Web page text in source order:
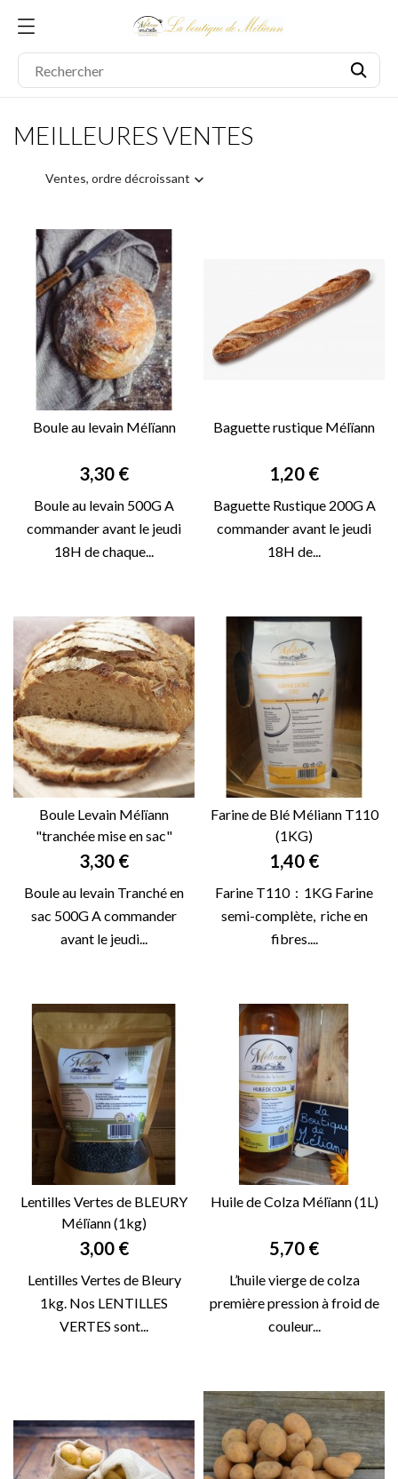
MEILLEURES VENTES
Ventes, ordre décroissant 
Boule au levain Mélïann
Prix
3,30 €
Boule au levain 500G A
commander avant le jeudi
18H de chaque...
Baguette rustique Mélïann
Prix
1,20 €
Baguette Rustique 200G A
commander avant le jeudi
18H de...
Boule Levain Mélïann
"tranchée mise en sac"
Prix
3,30 €
Boule au levain Tranché en
sac 500G A commander
avant le jeudi...
Farine de Blé Méliann T110
(1KG)
Prix
1,40 €
Farine T110 : 1KG Farine
semi-complète, riche en
fibres....
Lentilles Vertes de BLEURY
Mélïann (1kg)
Prix
3,00 €
Lentilles Vertes de Bleury
1kg. Nos LENTILLES
VERTES sont...
Huile de Colza Mélïann (1L)
Prix
5,70 €
L’huile vierge de colza
première pression à froid de
couleur...